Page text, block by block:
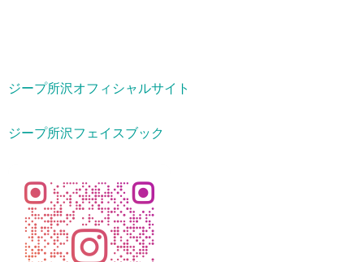
ジープ所沢オフィシャルサイト
ジープ所沢フェイスブック